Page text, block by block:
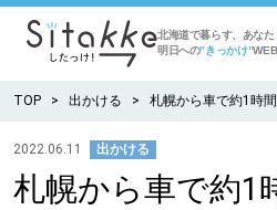
北海道で暮らす、あなた
明日への”きっかけ”
TOP 出かける 札幌から車で約1時
2022.06.11 出かける
札幌から車で約1